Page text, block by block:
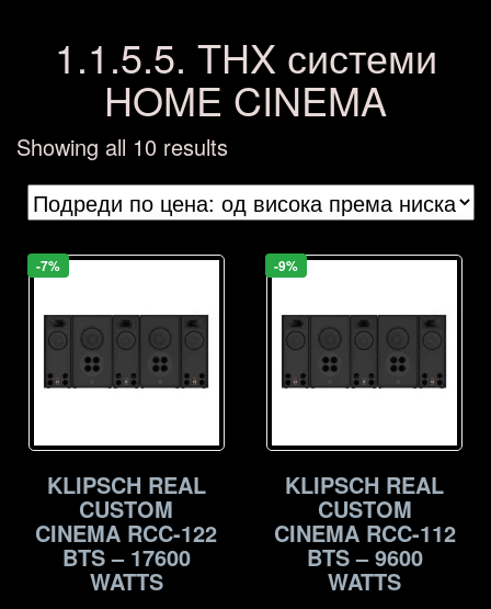
1.1.5.5. THX системи
HOME CINEMA
Showing all 10 resultsSorted
by
price:
-7%
KLIPSCH REAL
CUSTOM
CINEMA RCC-122
BTS – 17600
WATTS
-9%
KLIPSCH REAL
CUSTOM
CINEMA RCC-112
BTS – 9600
WATTS